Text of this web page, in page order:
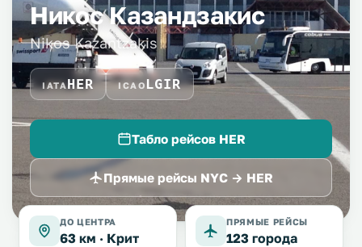
Никос Казандзакис
Nikos Kazantzakis
IATAHER ICAOLGIR
Табло рейсов HER
Прямые рейсы NYC → HER
ДО ЦЕНТРА
63 км · Крит
ПРЯМЫЕ РЕЙСЫ
123 города